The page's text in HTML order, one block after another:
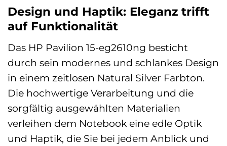
Design und Haptik: Eleganz trifft
auf Funktionalität
Das HP Pavilion 15-eg2610ng besticht
durch sein modernes und schlankes Design
in einem zeitlosen Natural Silver Farbton.
Die hochwertige Verarbeitung und die
sorgfältig ausgewählten Materialien
verleihen dem Notebook eine edle Optik
und Haptik, die Sie bei jedem Anblick und